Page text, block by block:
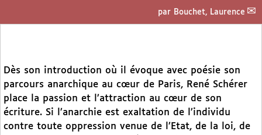
par Bouchet, Laurence
Dès son introduction où il évoque avec poésie son
parcours anarchique au cœur de Paris, René Schérer
place la passion et l’attraction au cœur de son
écriture. Si l’anarchie est exaltation de l’individu
contre toute oppression venue de l’Etat, de la loi, de